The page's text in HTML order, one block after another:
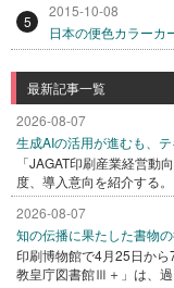
5
2015-10-08
日本の便色カラーカ
最新記事一覧
2026-08-07
生成AIの活用が進むも、
「JAGAT印刷産業経営動
度、導入意向を紹介する。
2026-08-07
知の伝播に果たした書物
印刷博物館で4月25日か
教皇庁図書館Ⅲ＋」は、過